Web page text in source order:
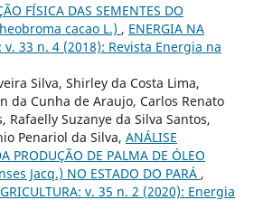
FÍSICA DAS SEMENTES DO
cacao L.) , ENERGIA NA
v. 33 n. 4 (2018): Revista Energia na
Silva, Shirley da Costa Lima,
da Cunha de Araujo, Carlos Renato
Rafaelly Suzanye da Silva Santos,
Penariol da Silva, ANÁLISE
PRODUÇÃO DE PALMA DE ÓLEO
Jacq.) NO ESTADO DO PARÁ ,
v. 35 n. 2 (2020): Energia